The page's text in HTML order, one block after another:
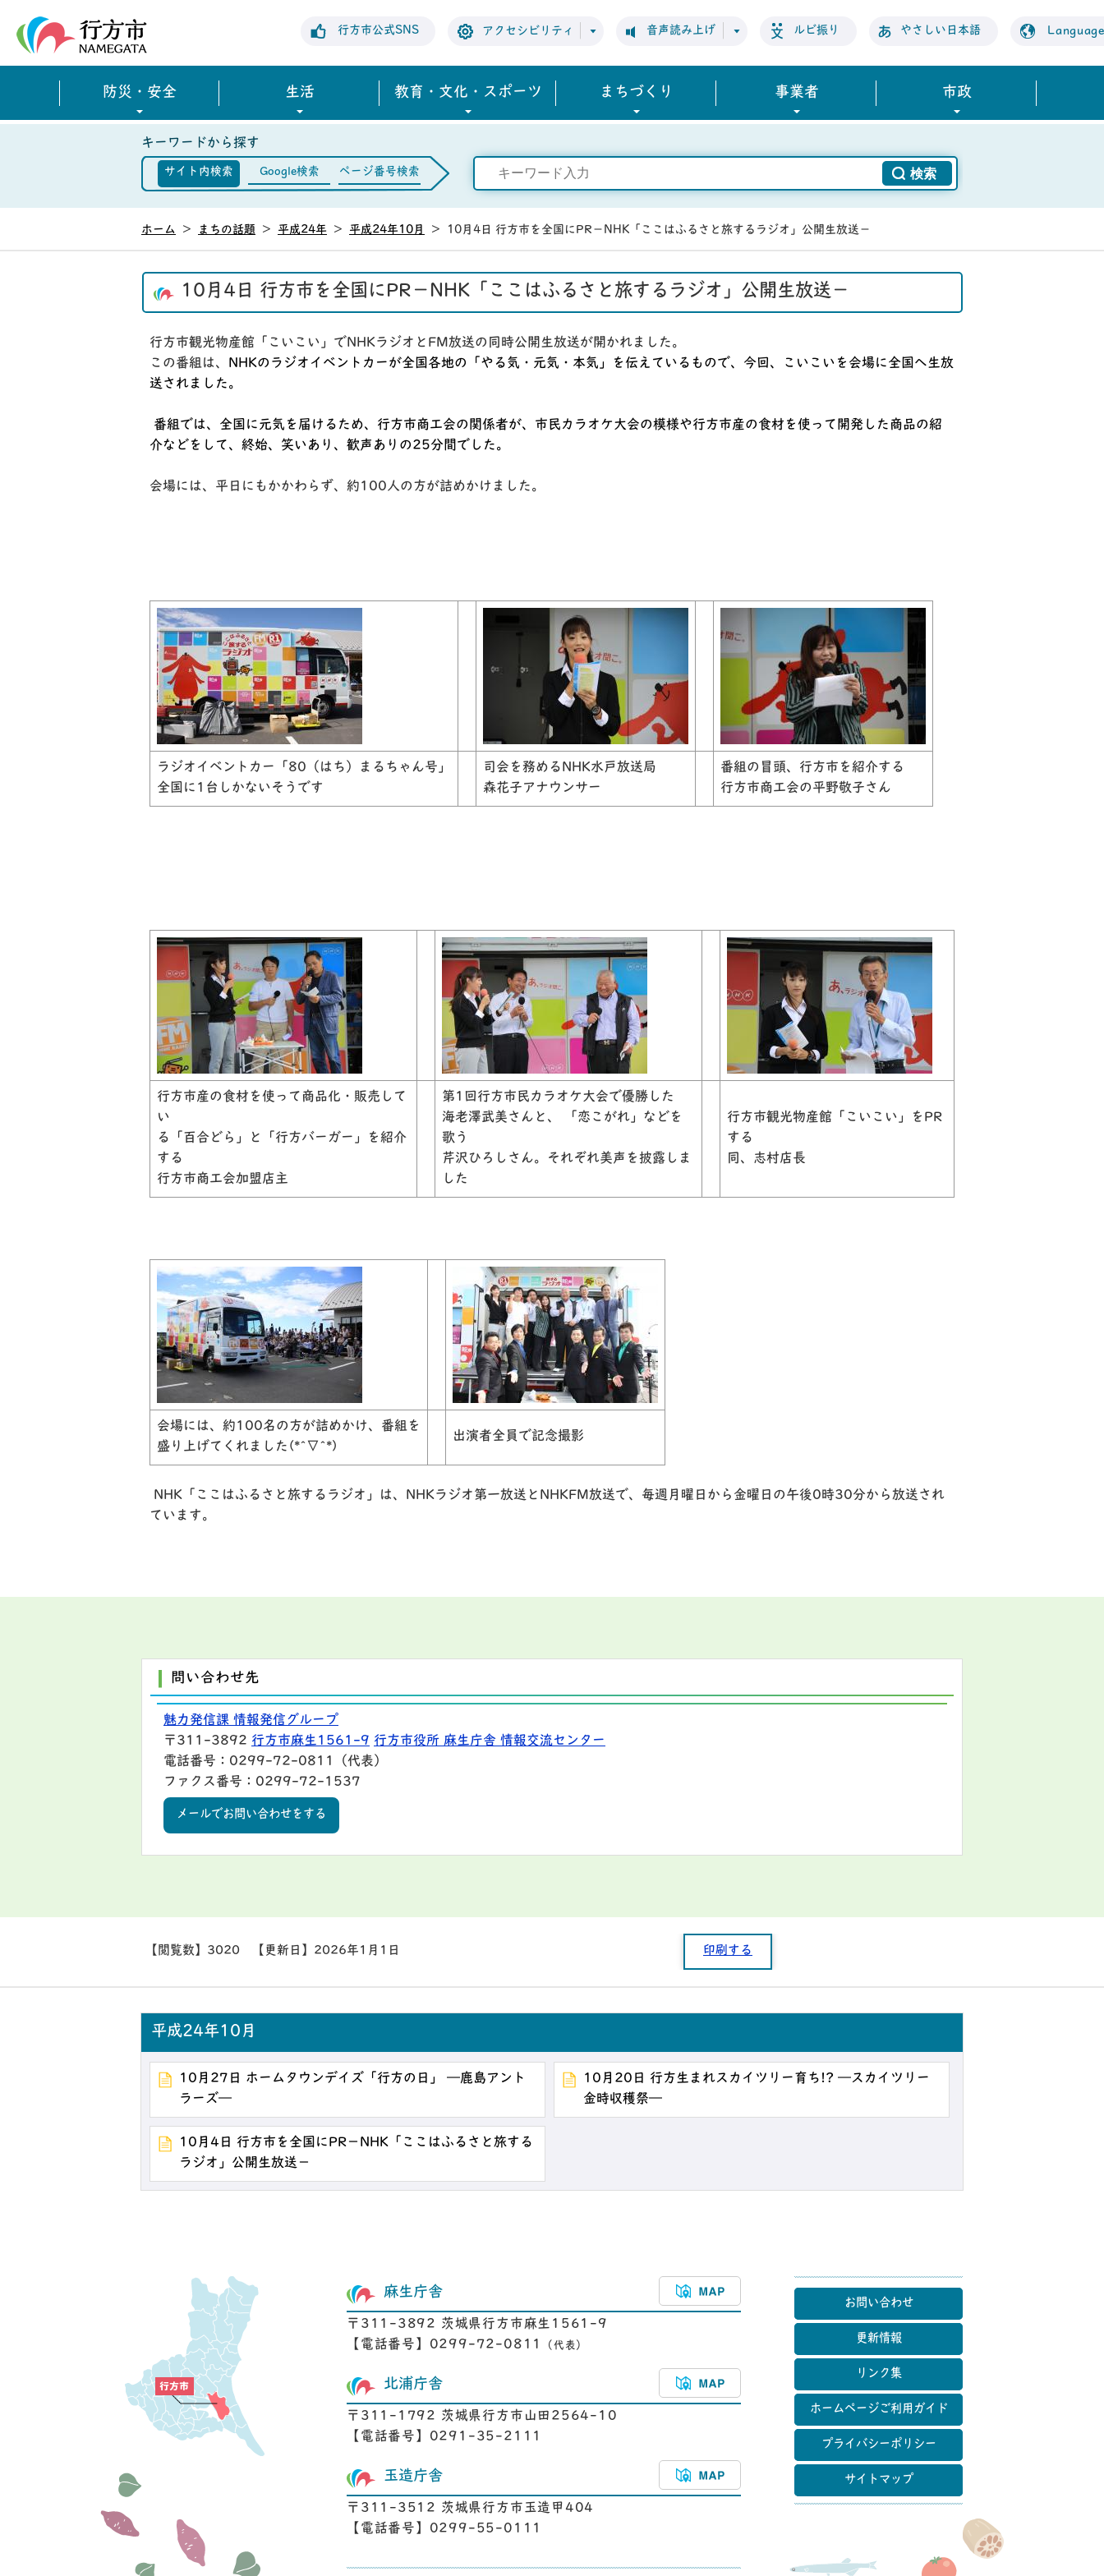
行方市公式SNS アクセシビリティ 音声読み上げ ルビ振り やさしい日本語 Language
防災・安全 生活 教育・文化・スポーツ まちづくり 事業者 市政
キーワードから探す
サイト内検索 Google検索 ページ番号検索
ホーム > まちの話題 > 平成24年 > 平成24年10月 > 10月4日 行方市を全国にPR－NHK「ここはふるさと旅するラジオ」公開生放送－
10月4日 行方市を全国にPR－NHK「ここはふるさと旅するラジオ」公開生放送－
行方市観光物産館「こいこい」でNHKラジオとFM放送の同時公開生放送が開かれました。
この番組は、 NHKのラジオイベントカーが全国各地の「やる気・元気・本気」を伝えているもので、今回、こいこいを会場に全国へ生放
送されました。
番組では、全国に元気を届けるため、行方市商工会の関係者が、市民カラオケ大会の模様や行方市産の食材を使って開発した商品の紹
介などをして、終始、笑いあり、歓声ありの25分間でした。
会場には、平日にもかかわらず、約100人の方が詰めかけました。
ラジオイベントカー「80（はち）まるちゃん号」
全国に1台しかないそうです
司会を務めるNHK水戸放送局
森花子アナウンサー
番組の冒頭、行方市を紹介する
行方市商工会の平野敬子さん
行方市産の食材を使って商品化・販売して
い
る「百合どら」と「行方バーガー」を紹介
する
行方市商工会加盟店主
第1回行方市民カラオケ大会で優勝した
海老澤武美さんと、 「恋こがれ」などを
歌う
芹沢ひろしさん。それぞれ美声を披露しま
した
行方市観光物産館「こいこい」をPR
する
同、志村店長
会場には、約100名の方が詰めかけ、番組を
盛り上げてくれました(*^▽^*)
出演者全員で記念撮影
NHK「ここはふるさと旅するラジオ」は、NHKラジオ第一放送とNHKFM放送で、毎週月曜日から金曜日の午後0時30分から放送され
ています。
問い合わせ先
魅力発信課 情報発信グループ
〒311-3892 行方市麻生1561-9 行方市役所 麻生庁舎 情報交流センター
電話番号：0299-72-0811（代表）
ファクス番号：0299-72-1537
メールでお問い合わせをする
【閲覧数】 3020 【更新日】 2026年1月1日 印刷する
平成24年10月
10月27日 ホームタウンデイズ「行方の日」 ―鹿島アント
ラーズ―
10月20日 行方生まれスカイツリー育ち!? ―スカイツリー
金時収穫祭―
10月4日 行方市を全国にPR－NHK「ここはふるさと旅する
ラジオ」公開生放送－
麻生庁舎
〒311-3892 茨城県行方市麻生1561-9
【電話番号】0299-72-0811
（代表）
マップ
北浦庁舎
〒311-1792 茨城県行方市山田2564-10
【電話番号】0291-35-2111
玉造庁舎
〒311-3512 茨城県行方市玉造甲404
【電話番号】0299-55-0111
お問い合わせ
更新情報
リンク集
ホームページご利用ガイド
プライバシーポリシー
サイトマップ